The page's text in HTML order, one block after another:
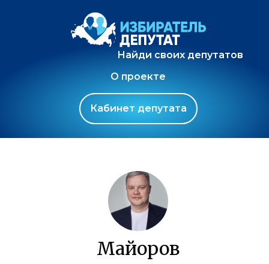
Найди своих депутатов
О проекте
Кабинет депутата
Майоров